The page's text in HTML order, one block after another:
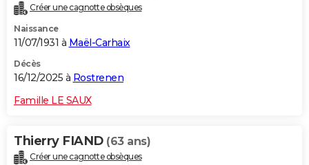
Créer une cagnotte obsèques
Naissance
11/07/1931 à Maël-Carhaix
Décès
16/12/2025 à Rostrenen
Famille LE SAUX
Thierry FIAND (63 ans)
Créer une cagnotte obsèques